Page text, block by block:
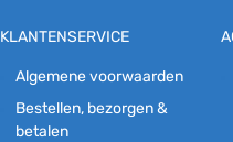
KLANTENSERVICE
Algemene voorwaarden
Bestellen, bezorgen &
betalen